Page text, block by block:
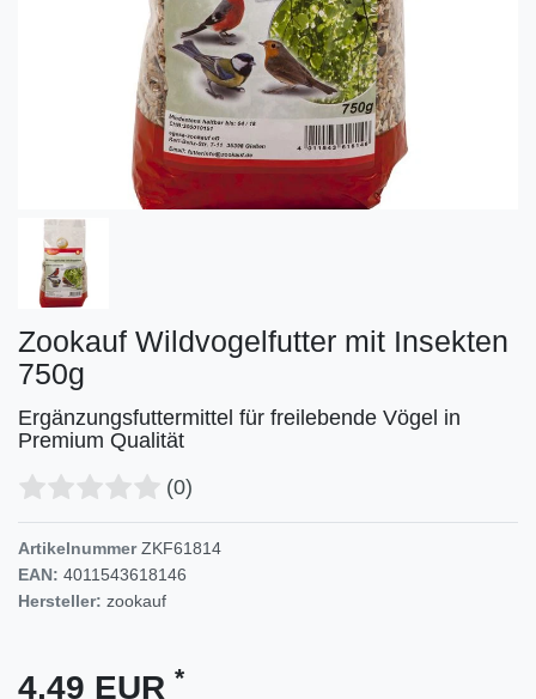
Zookauf Wildvogelfutter mit Insekten
750g
Ergänzungsfuttermittel für freilebende Vögel in
Premium Qualität
(0)
ArtikelnummerZKF61814
EAN: 4011543618146
Hersteller: zookauf
4,49 EUR *